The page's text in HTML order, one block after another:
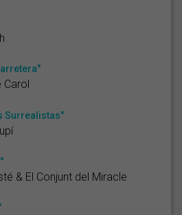
Carol
Surrealistas"
& El Conjunt del Miracle